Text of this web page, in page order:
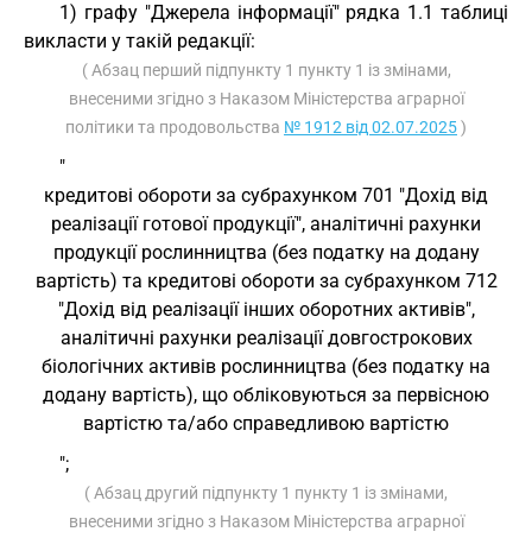
1) графу "Джерела інформації" рядка 1.1 таблиці
викласти у такій редакції:
( Абзац перший підпункту 1 пункту 1 із змінами,
внесеними згідно з Наказом Міністерства аграрної
політики та продовольства № 1912 від 02.07.2025)
"
кредитові обороти за субрахунком 701 "Дохід від
реалізації готової продукції", аналітичні рахунки
продукції рослинництва (без податку на додану
вартість) та кредитові обороти за субрахунком 712
"Дохід від реалізації інших оборотних активів",
аналітичні рахунки реалізації довгострокових
біологічних активів рослинництва (без податку на
додану вартість), що обліковуються за первісною
вартістю та/або справедливою вартістю
";
( Абзац другий підпункту 1 пункту 1 із змінами,
внесеними згідно з Наказом Міністерства аграрної